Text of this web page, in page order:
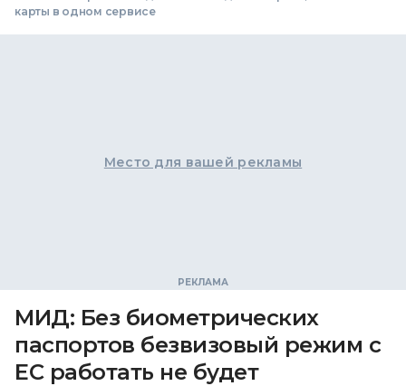
карты в одном сервисе
Место для вашей рекламы
МИД: Без биометрических
паспортов безвизовый режим с
ЕС работать не будет